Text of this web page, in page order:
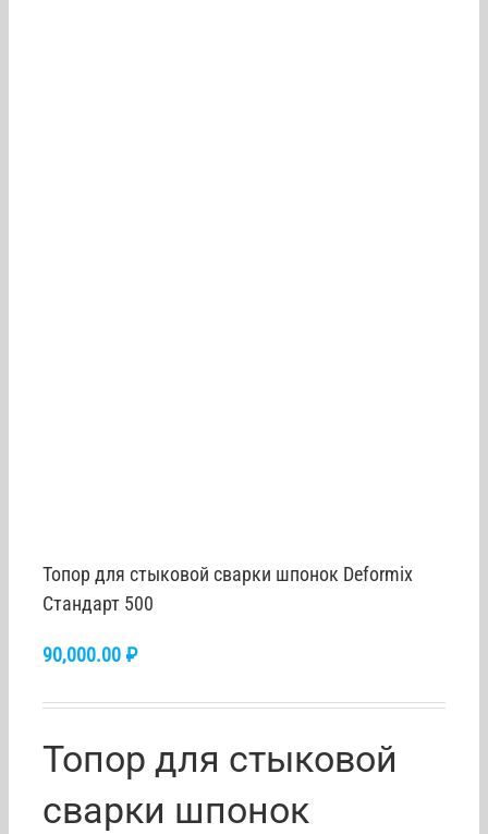
Топор для стыковой сварки шпонок Deformix
Стандарт 500
90,000.00 ₽
Топор для стыковой
сварки шпонок